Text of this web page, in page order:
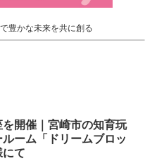
豊かな未来を共に創る
開催｜宮崎市の知育玩
ーム「ドリームブロッ
て